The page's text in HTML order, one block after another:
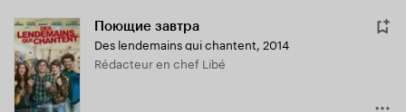
Поющие завтра
Des lendemains qui chantent, 2014
Rédacteur en chef Libé